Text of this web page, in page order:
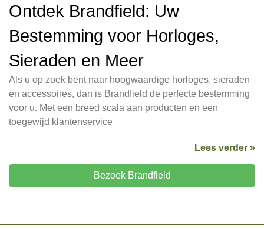
Ontdek Brandfield: Uw
Bestemming voor Horloges,
Sieraden en Meer
Als u op zoek bent naar hoogwaardige horloges, sieraden
en accessoires, dan is Brandfield de perfecte bestemming
voor u. Met een breed scala aan producten en een
toegewijd klantenservice
Lees verder »
Bezoek Brandfield